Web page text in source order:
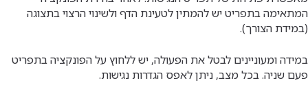
המתאימה בתפריט יש להמתין לטעינת הדף ולשינוי הרצוי בתצוגה
(במידת הצורך).
במידה ומעוניינים לבטל את הפעולה, יש ללחוץ על הפונקציה בתפריט
פעם שניה. בכל מצב, ניתן לאפס הגדרות נגישות.